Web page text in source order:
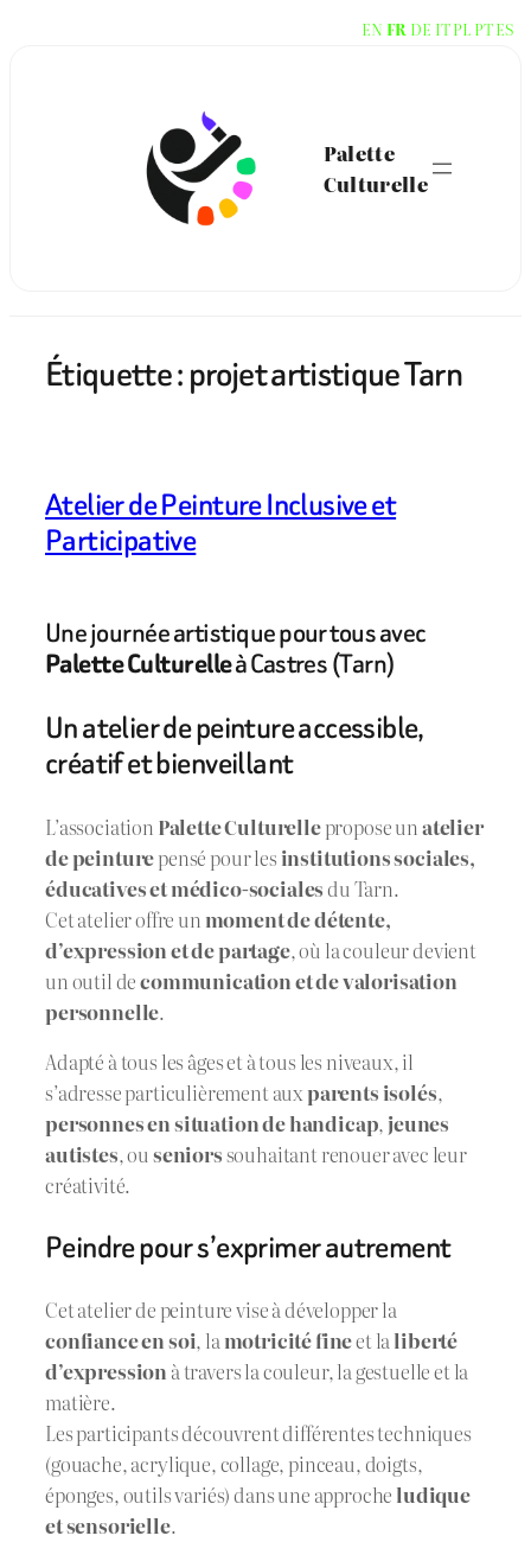
Palette
Culturelle
Étiquette :projet artistique Tarn
Atelier de Peinture Inclusive et
Participative
Une journée artistique pour tous avec
Palette Culturelleà Castres (Tarn)
Un atelier de peinture accessible,
créatif et bienveillant
L’association Palette Culturellepropose unatelier
de peinturepensé pour lesinstitutions sociales,
éducatives et médico-socialesdu Tarn.
Cet atelier offre un moment de détente,
d’expression et de partage, où la couleur devient
un outil decommunication et de valorisation
personnelle.
Adapté à tous les âges et à tous les niveaux, il
s’adresse particulièrement auxparents isolés,
personnes en situation de handicap, jeunes
autistes, ouseniorssouhaitant renouer avec leur
créativité.
Peindre pour s’exprimer autrement
Cet atelier de peinture vise à développer la
confiance en soi, lamotricité fineet laliberté
d’expression à travers la couleur, la gestuelle et la
matière.
Les participants découvrent différentes techniques
(gouache, acrylique, collage, pinceau, doigts,
éponges, outils variés) dans une approche ludique
et sensorielle.
EN FR DE ITPL PTES